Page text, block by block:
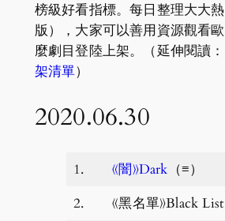
榜級好看指標。每日整理大大
版），大家可以善用資源觀看
麼劇目登陸上架。（延伸閱讀：
架清單）
2020.06.30
1. 《闇》Dark （≡）
2.
《黑名單》Black List